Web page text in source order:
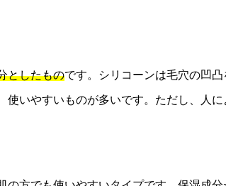
としたものです。シリコーンは毛穴の凹
いやすいものが多いです。ただし、人